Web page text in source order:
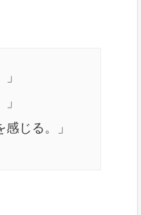
感じる。」